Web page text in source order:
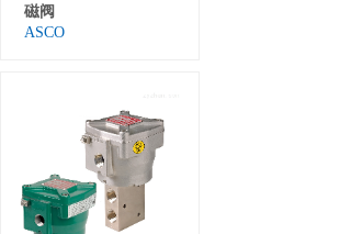
磁阀
ASCO